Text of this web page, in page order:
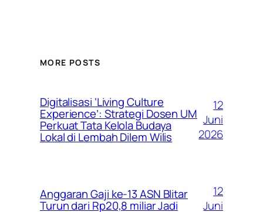
MORE POSTS
Digitalisasi ‘Living Culture
Experience’: Strategi Dosen UM
Perkuat Tata Kelola Budaya
Lokal di Lembah Dilem Wilis
12
Juni
2026
Anggaran Gaji ke-13 ASN Blitar
Turun dari Rp20,8 miliar Jadi
12
Juni